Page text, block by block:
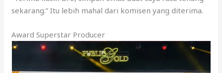
sekarang.” Itu lebih mahal dari komisen yang diterima.
Award Superstar Producer